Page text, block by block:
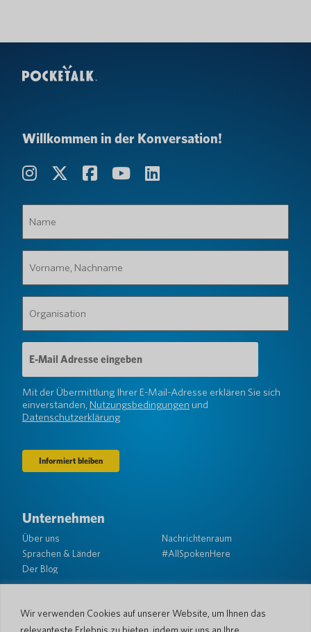
Wir verwenden Cookies auf unserer Website, um Ihnen das
relevanteste Erlebnis zu bieten, indem wir uns an Ihre
Willkommen in der Konversation!
(erforderlich)
Nachname
(erforderlich)
(erforderlich)
E-
Mail-
Adresse
(erforderlich)
Mit der Übermittlung Ihrer E-Mail-Adresse erklären Sie sich
einverstanden, Nutzungsbedingungen und
Datenschutzerklärung
Unternehmen
Über uns
Sprachen & Länder
Der Blog
Nachrichtenraum
#AllSpokenHere
Kundendienst
Rückgabebedingungen
Eingeschränkte Garantie
Pocketalk-Sicherheit